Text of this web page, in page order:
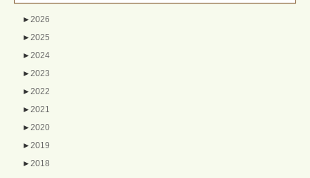
► 2026
► 2025
► 2024
► 2023
► 2022
► 2021
► 2020
► 2019
► 2018